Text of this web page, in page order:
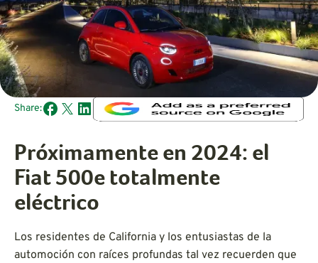
Share:
Próximamente en 2024: el
Fiat 500e totalmente
eléctrico
Los residentes de California y los entusiastas de la
automoción con raíces profundas tal vez recuerden que